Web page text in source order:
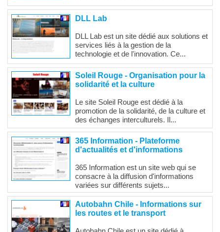
DLL Lab
DLL Lab est un site dédié aux solutions et
services liés à la gestion de la
technologie et de l'innovation. Ce...
Soleil Rouge - Organisation pour la
solidarité et la culture
Le site Soleil Rouge est dédié à la
promotion de la solidarité, de la culture et
des échanges interculturels. Il...
365 Information - Plateforme
d'actualités et d'informations
365 Information est un site web qui se
consacre à la diffusion d'informations
variées sur différents sujets...
Autobahn Chile - Informations sur
les routes et le transport